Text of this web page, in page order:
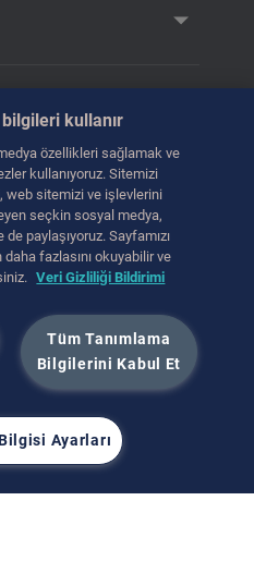
kullanır
özellikleri sağlamak ve
kullanıyoruz. Sitemizi
web sitemizi ve işlevlerini
seçkin sosyal medya,
paylaşıyoruz. Sayfamızı
fazlasını okuyabilir ve
Veri Gizliliği Bildirimi
Tüm Tanımlama
Bilgilerini Kabul Et
Ayarları